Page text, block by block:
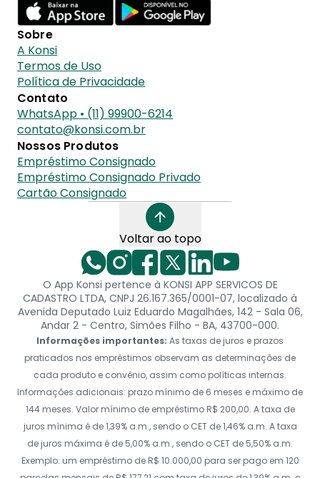
Sobre
A Konsi
Termos de Uso
Política de Privacidade
Contato
WhatsApp • (11) 99900-6214
contato@konsi.com.br
Nossos Produtos
Empréstimo Consignado
Empréstimo Consignado Privado
Cartão Consignado
Voltar ao topo
O App Konsi pertence à KONSI APP SERVICOS DE
CADASTRO LTDA, CNPJ 26.167.365/0001-07, localizado à
Avenida Deputado Luiz Eduardo Magalhães, 142 - Sala 06,
Andar 2 - Centro, Simões Filho - BA, 43700-000.
Informações importantes: As taxas de juros e prazos
praticados nos empréstimos observam as determinações de
cada produto e convênio, assim como políticas internas.
Informações adicionais: prazo mínimo de 6 meses e máximo de
144 meses. Valor mínimo de empréstimo R$ 200,00. A taxa de
juros mínima é de 1,39% a.m., sendo o CET de 1,46% a.m. A taxa
de juros máxima é de 5,00% a.m., sendo o CET de 5,50% a.m.
Exemplo: um empréstimo de R$ 10.000,00 para ser pago em 120